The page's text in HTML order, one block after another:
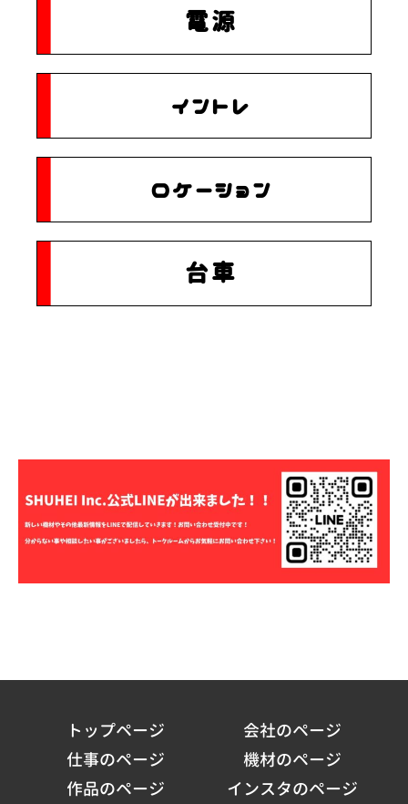
電源
イントレ
ロケーション
台車
トップページ
会社のページ
仕事のページ
機材のページ
作品のページ
インスタのページ